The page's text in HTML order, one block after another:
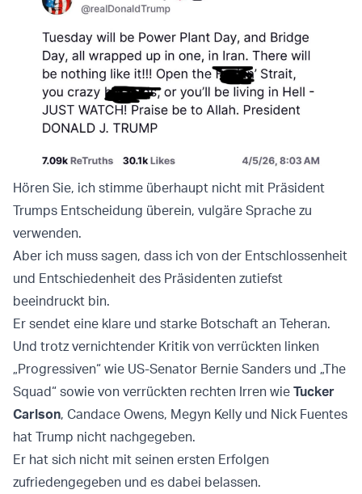
Hören Sie, ich stimme überhaupt nicht mit Präsident
Trumps Entscheidung überein, vulgäre Sprache zu
verwenden.
Aber ich muss sagen, dass ich von der Entschlossenheit
und Entschiedenheit des Präsidenten zutiefst
beeindruckt bin.
Er sendet eine klare und starke Botschaft an Teheran.
Und trotz vernichtender Kritik von verrückten linken
„Progressiven“ wie US-Senator Bernie Sanders und „The
Squad“ sowie von verrückten rechten Irren wie Tucker
Carlson, Candace Owens, Megyn Kelly und Nick Fuentes
hat Trump nicht nachgegeben.
Er hat sich nicht mit seinen ersten Erfolgen
zufriedengegeben und es dabei belassen.